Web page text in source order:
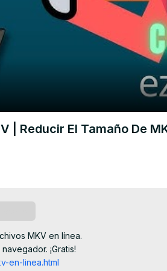
| Reducir El Tamaño De
MKV en línea.
¡Gratis!
en-linea.html